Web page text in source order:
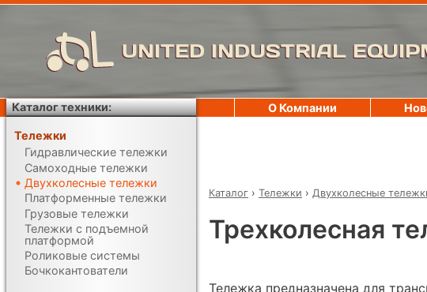
UNITED INDUSTRIAL
Каталог › Тележки › Двухколесные
Трехколесная
Тележка предназначена для
О Компании
Каталог техники:
Тележки
Гидравлические тележки
Самоходные тележки
Двухколесные тележки
Платформенные тележки
Грузовые тележки
Тележки с подъемной
платформой
Роликовые системы
Бочкокантователи